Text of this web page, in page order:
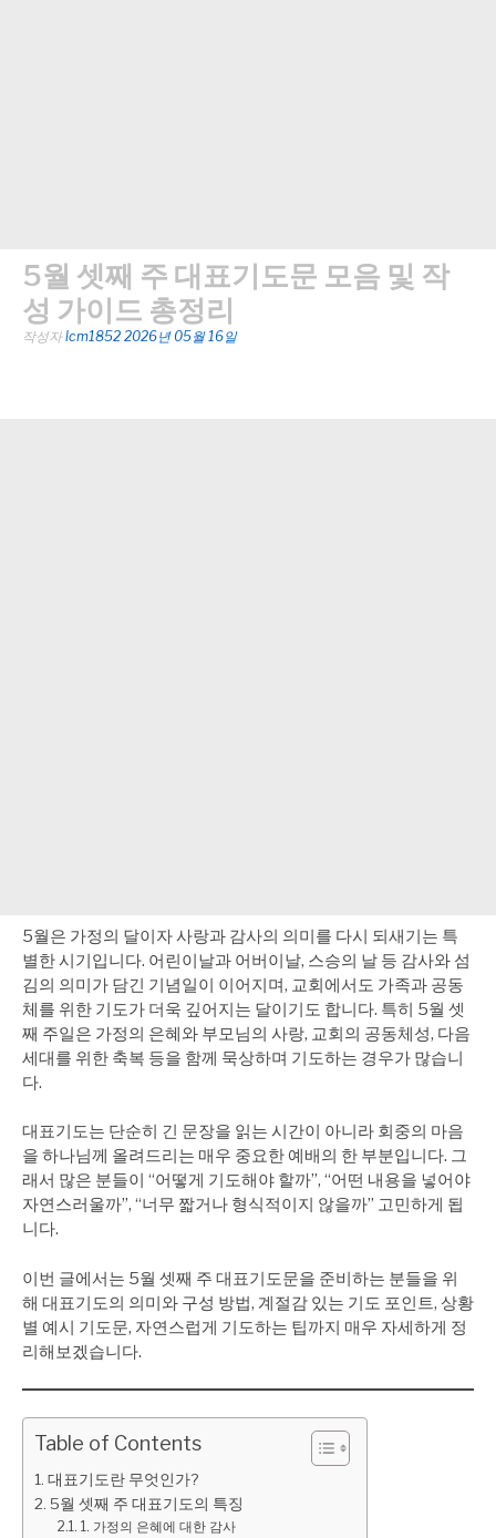
5월 셋째 주 대표기도문 모음 및 작
성 가이드 총정리
작성자 lcm1852 2026년 05월 16일
5월은 가정의 달이자 사랑과 감사의 의미를 다시 되새기는 특
별한 시기입니다. 어린이날과 어버이날, 스승의 날 등 감사와 섬
김의 의미가 담긴 기념일이 이어지며, 교회에서도 가족과 공동
체를 위한 기도가 더욱 깊어지는 달이기도 합니다. 특히 5월 셋
째 주일은 가정의 은혜와 부모님의 사랑, 교회의 공동체성, 다음
세대를 위한 축복 등을 함께 묵상하며 기도하는 경우가 많습니
다.
대표기도는 단순히 긴 문장을 읽는 시간이 아니라 회중의 마음
을 하나님께 올려드리는 매우 중요한 예배의 한 부분입니다. 그
래서 많은 분들이 “어떻게 기도해야 할까”, “어떤 내용을 넣어야
자연스러울까”, “너무 짧거나 형식적이지 않을까” 고민하게 됩
니다.
이번 글에서는 5월 셋째 주 대표기도문을 준비하는 분들을 위
해 대표기도의 의미와 구성 방법, 계절감 있는 기도 포인트, 상황
별 예시 기도문, 자연스럽게 기도하는 팁까지 매우 자세하게 정
리해보겠습니다.
Table of Contents
대표기도란 무엇인가?
5월 셋째 주 대표기도의 특징
1. 가정의 은혜에 대한 감사